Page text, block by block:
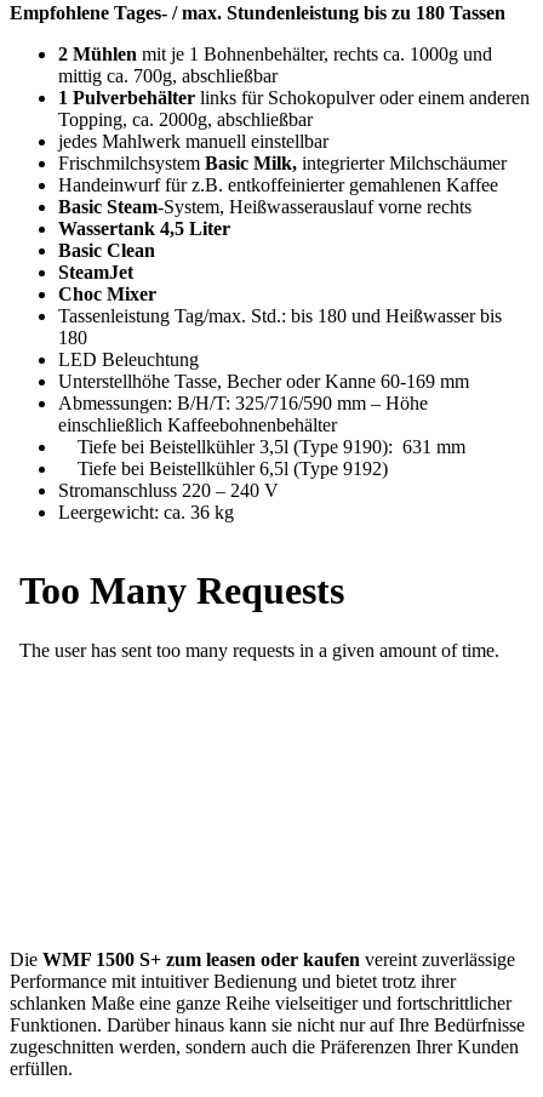
Empfohlene Tages- / max. Stundenleistung bis zu 180 Tassen
2 Mühlen mit je 1 Bohnenbehälter, rechts ca. 1000g und
mittig ca. 700g, abschließbar
1 Pulverbehälter links für Schokopulver oder einem anderen
Topping, ca. 2000g, abschließbar
jedes Mahlwerk manuell einstellbar
Frischmilchsystem Basic Milk, integrierter Milchschäumer
Handeinwurf für z.B. entkoffeinierter gemahlenen Kaffee
Basic Steam-System, Heißwasserauslauf vorne rechts
Wassertank 4,5 Liter
Basic Clean
SteamJet
Choc Mixer
Tassenleistung Tag/max. Std.: bis 180 und Heißwasser bis
180
LED Beleuchtung
Unterstellhöhe Tasse, Becher oder Kanne 60-169 mm
Abmessungen: B/H/T: 325/716/590 mm – Höhe
einschließlich Kaffeebohnenbehälter
Tiefe bei Beistellkühler 3,5l (Type 9190): 631 mm
Tiefe bei Beistellkühler 6,5l (Type 9192)
Stromanschluss 220 – 240 V
Leergewicht: ca. 36 kg
Die WMF 1500 S+ zum leasen oder kaufen vereint zuverlässige
Performance mit intuitiver Bedienung und bietet trotz ihrer
schlanken Maße eine ganze Reihe vielseitiger und fortschrittlicher
Funktionen. Darüber hinaus kann sie nicht nur auf Ihre Bedürfnisse
zugeschnitten werden, sondern auch die Präferenzen Ihrer Kunden
erfüllen.